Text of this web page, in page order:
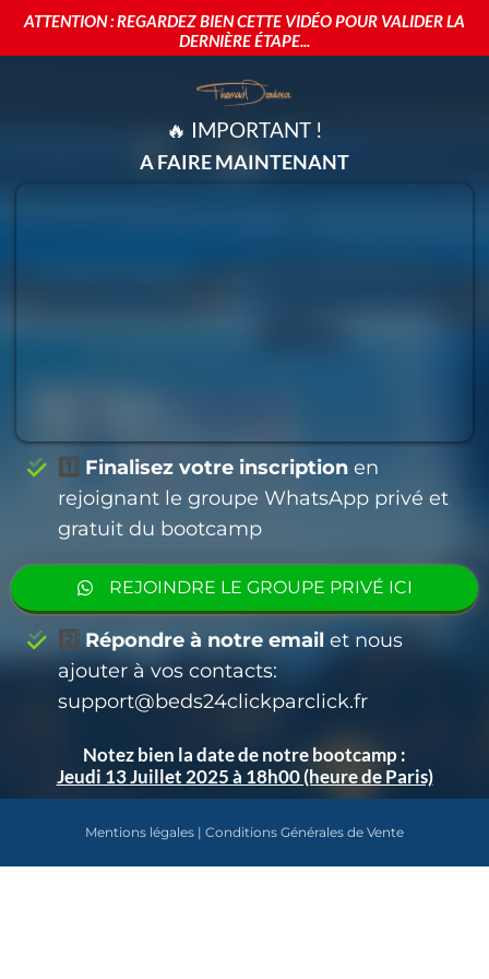
ATTENTION : REGARDEZ BIEN CETTE VIDÉO POUR VALIDER LA
DERNIÈRE ÉTAPE...
🔥 IMPORTANT !
A FAIRE MAINTENANT
1️⃣ Finalisez votre inscription en
rejoignant le groupe WhatsApp privé et
gratuit du bootcamp
REJOINDRE LE GROUPE PRIVÉ ICI
2️⃣ Répondre à notre email et nous
ajouter à vos contacts:
support@beds24clickparclick.fr
Notez bien la date de notre bootcamp :
Jeudi 13 Juillet 2025 à 18h00 (heure de Paris)
Mentions légales | Conditions Générales de Vente